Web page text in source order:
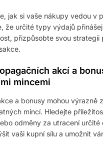
jak si vaše nákupy vedou v
že určité typy výdajů
přizpůsobte svou strategii
akcí a
mincemi
a bonusy mohou výrazně
mincí. Hledejte
odměny za utracení určité
vaši kupní sílu a umožnit